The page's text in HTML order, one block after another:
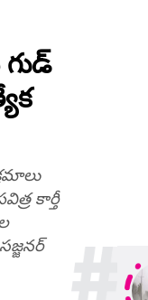
కార్తీ